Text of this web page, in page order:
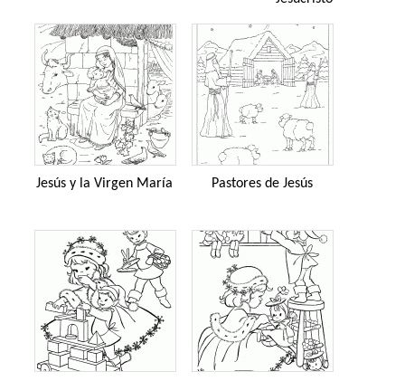
Jesús y la Virgen María Pastores de Jesús